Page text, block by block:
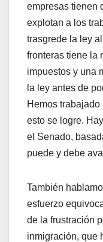
empresas tienen
explotan a los
trasgrede la ley
fronteras tiene la
impuestos y una
la ley antes de
Hemos
esto se logre.
el Senado,
puede y debe
También
esfuerzo
de la frustración
inmigración, que